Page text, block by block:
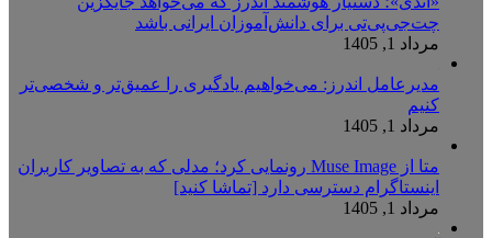
چت‌جی‌پی‌تی برای دانش‌آموزان ایرانی باشد
مرداد 1, 1405
مدیرعامل اندرز: می‌خواهیم یادگیری را عمیق‌تر و شخصی‌تر
کنیم
مرداد 1, 1405
متا از Muse Image رونمایی کرد؛ مدلی که به تصاویر کاربران
اینستاگرام دسترسی دارد [تماشا کنید]
مرداد 1, 1405